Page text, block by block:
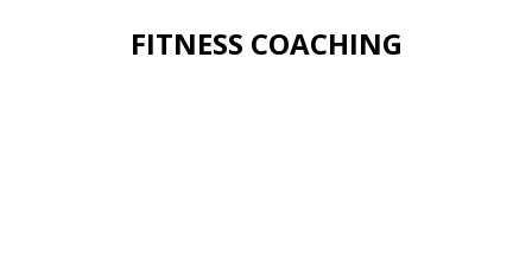
FITNESS COACHING